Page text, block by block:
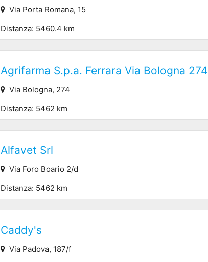
Via Porta Romana, 15
Distanza: 5460.4 km
Agrifarma S.p.a. Ferrara Via Bologna 274
Via Bologna, 274
Distanza: 5462 km
Alfavet Srl
Via Foro Boario 2/d
Distanza: 5462 km
Caddy's
Via Padova, 187/f